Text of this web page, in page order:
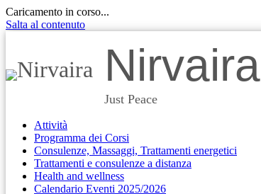
Caricamento in corso...
Salta al contenuto
Nirvaira
Just Peace
Attività
Programma dei Corsi
Consulenze, Massaggi, Trattamenti energetici
Trattamenti e consulenze a distanza
Health and wellness
Calendario Eventi 2025/2026